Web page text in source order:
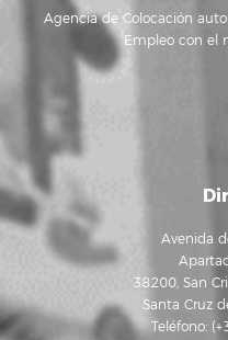
Agencia de Colocación
Empleo con el
Avenida
38200, San
Santa Cruz
Teléfono: